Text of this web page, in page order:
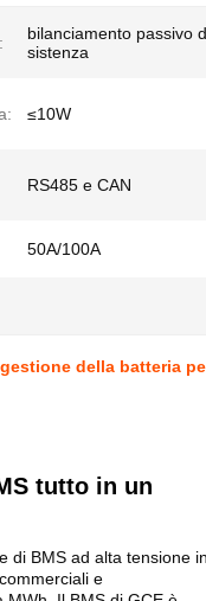
bilanciamento passivo
sistenza
≤10W
RS485 e CAN
50A/100A
della batteria
tutto in un
di BMS ad alta tensione in
e